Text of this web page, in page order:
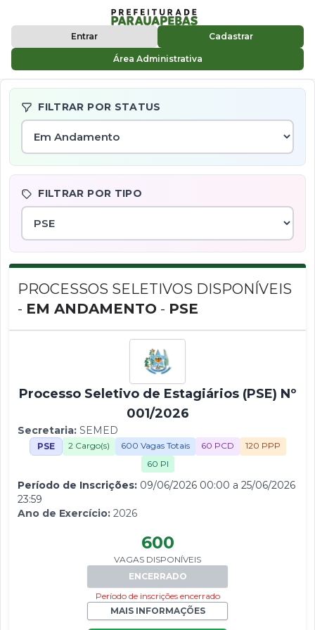
Entrar Cadastrar
Área Administrativa
FILTRAR POR STATUS
FILTRAR POR TIPO
PROCESSOS SELETIVOS DISPONÍVEIS
- EM ANDAMENTO - PSE
Processo Seletivo de Estagiários (PSE) Nº
001/2026
Secretaria: SEMED
PSE 2 Cargo(s) 600 Vagas Totais 60 PCD
120 PPP
60 PI
Período de Inscrições: 09/06/2026 00:00 a 25/06/2026
23:59
Ano de Exercício: 2026
600
VAGAS DISPONÍVEIS
ENCERRADO
Período de inscrições encerrado
MAIS INFORMAÇÕES